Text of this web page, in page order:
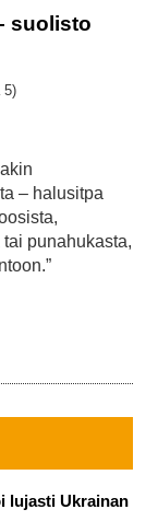
suolisto
5)
– halusitpa
punahukasta,
lujasti Ukrainan